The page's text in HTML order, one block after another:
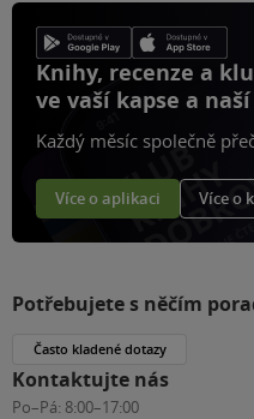
Knihy, recenze a
ve vaší kapse a
Každý měsíc společně
Více o aplikaci Více o
Potřebujete s něčím
Často kladené dotazy
Kontaktujte nás
Po–Pá: 8:00–17:00